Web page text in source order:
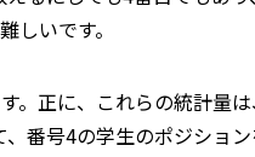
いです。
。正に、これらの統計量
番号4の学生のポジショ